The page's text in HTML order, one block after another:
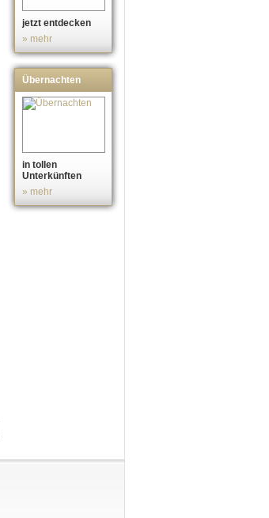
jetzt entdecken
» mehr
Übernachten
in tollen
Unterkünften
» mehr